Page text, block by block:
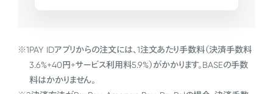
※1PAY IDアプリからの注文には、1注文あたり手数料（決済手数料
3.6%+40円+サービス利用料5.9%）がかかります。BASEの手数
料はかかりません。